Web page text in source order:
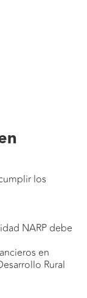
los
NARP debe
en
Rural